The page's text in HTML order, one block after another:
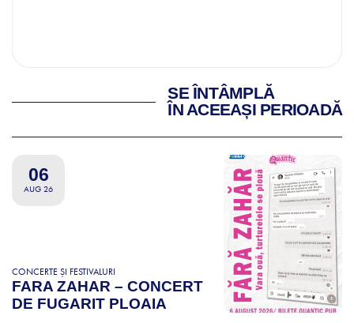
SE ÎNTÂMPLĂ
ÎN ACEEAȘI PERIOADĂ
06
AUG 26
CONCERTE ȘI FESTIVALURI
FARA ZAHAR – CONCERT
DE FUGARIT PLOAIA